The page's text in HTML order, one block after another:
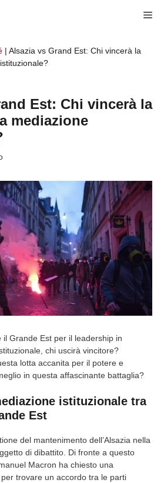
| Alsazia vs Grand Est: Chi vincerà la
Est: Chi vincerà la
mediazione
il Grande Est per il leadership in
chi uscirà vincitore?
lotta accanita per il potere e
in questa affascinante battaglia?
istituzionale tra
Est
del mantenimento dell’Alsazia nella
di dibattito. Di fronte a questo
Macron ha chiesto una
trovare un accordo tra le parti